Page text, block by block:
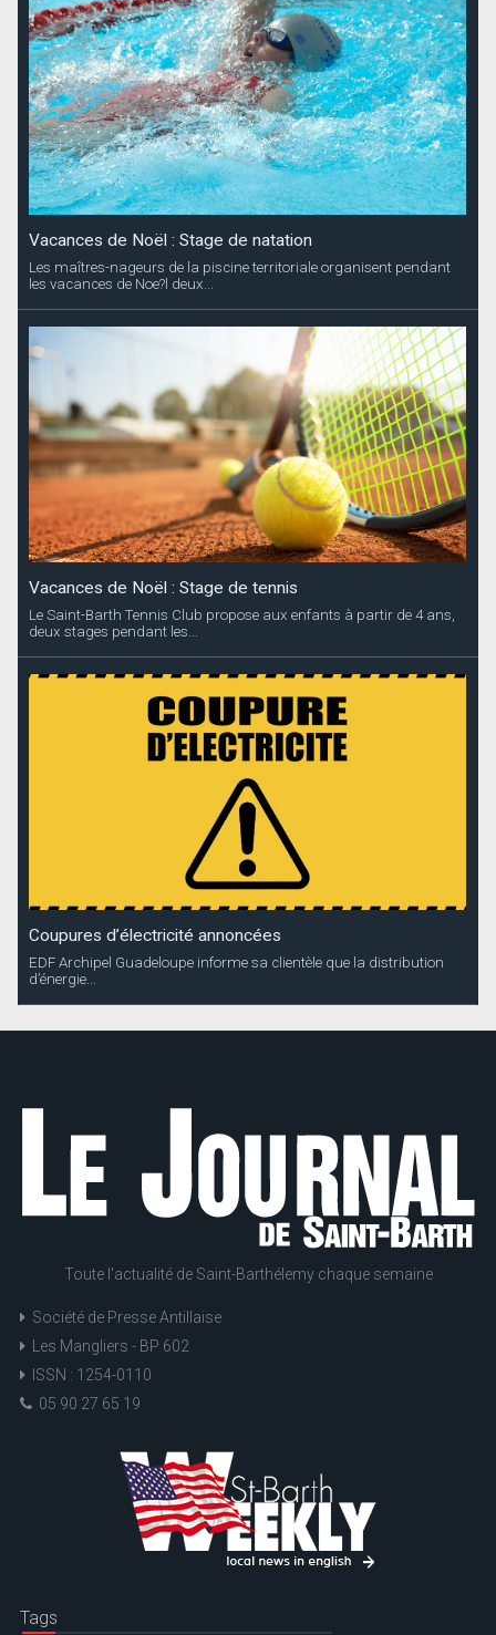
Vacances de Noël : Stage de natation
Les maîtres-nageurs de la piscine territoriale organisent pendant
les vacances de Noe?l deux...
Vacances de Noël : Stage de tennis
Le Saint-Barth Tennis Club propose aux enfants à partir de 4 ans,
deux stages pendant les...
Coupures d’électricité annoncées
EDF Archipel Guadeloupe informe sa clientèle que la distribution
d’énergie...
Toute l'actualité de Saint-Barthélemy chaque semaine
Société de Presse Antillaise
Les Mangliers - BP 602
ISSN : 1254-0110
05 90 27 65 19
Tags